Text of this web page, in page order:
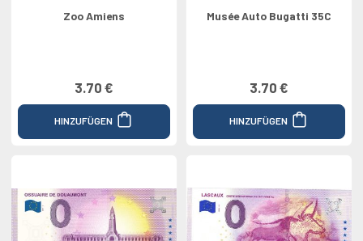
Zoo Amiens
3.70 €
HINZUFÜGEN
Musée Auto Bugatti 35C
3.70 €
HINZUFÜGEN